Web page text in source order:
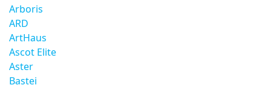
Arboris
ARD
ArtHaus
Ascot Elite
Aster
Bastei